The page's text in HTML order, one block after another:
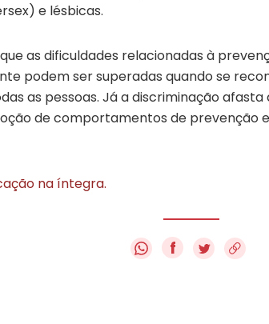
e lésbicas.
as dificuldades relacionadas à
podem ser superadas quando se
as pessoas. Já a discriminação
de comportamentos de prevenção
na íntegra.
f